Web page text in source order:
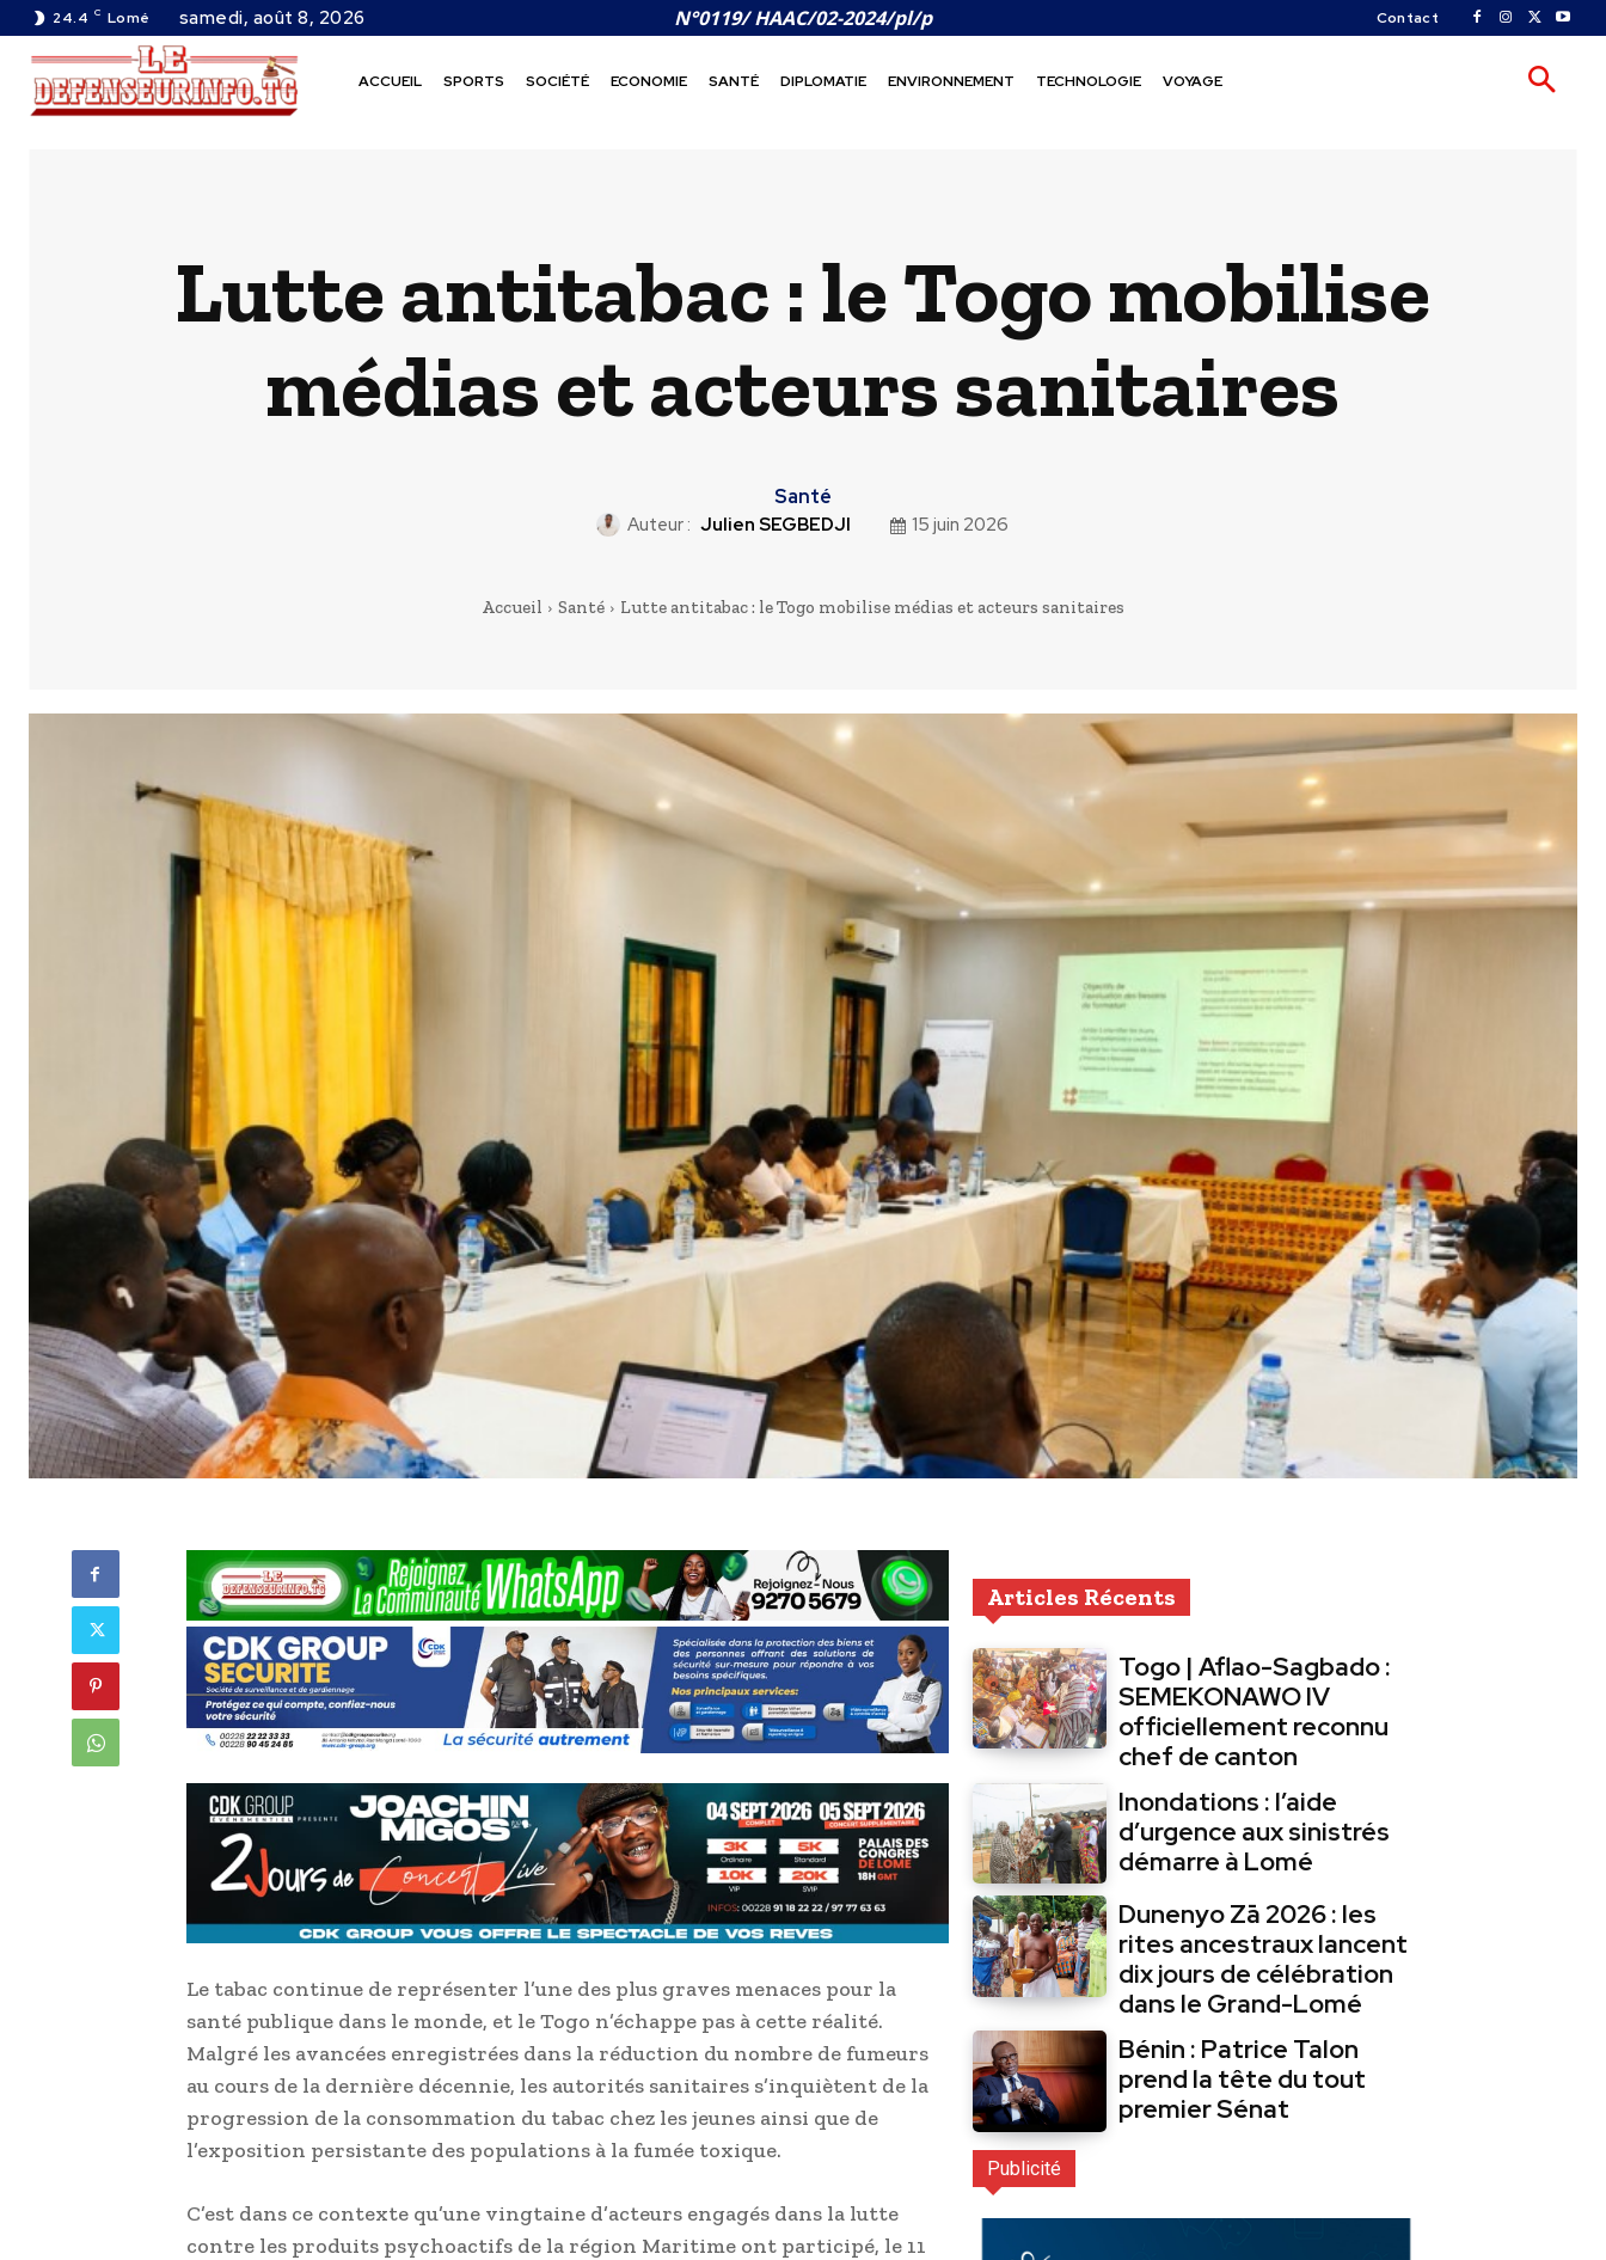
24.4 C Lomé samedi, août 8, 2026 N°0119/ HAAC/02-2024/pl/p Contact
ACCUEIL SPORTS SOCIÉTÉ ECONOMIE SANTÉ DIPLOMATIE ENVIRONNEMENT TECHNOLOGIE VOYAGE
Lutte antitabac : le Togo mobilise
médias et acteurs sanitaires
Santé
Auteur : Julien SEGBEDJI 15 juin 2026
Accueil Santé Lutte antitabac : le Togo mobilise médias et acteurs sanitaires
Le tabac continue de représenter l’une des plus graves menaces pour la
santé publique dans le monde, et le Togo n’échappe pas à cette réalité.
Malgré les avancées enregistrées dans la réduction du nombre de fumeurs
au cours de la dernière décennie, les autorités sanitaires s’inquiètent de la
progression de la consommation du tabac chez les jeunes ainsi que de
l’exposition persistante des populations à la fumée toxique.
C’est dans ce contexte qu’une vingtaine d’acteurs engagés dans la lutte
contre les produits psychoactifs de la région Maritime ont participé, le 11
Articles Récents
Togo | Aflao-Sagbado :
SEMEKONAWO IV
officiellement reconnu
chef de canton
Inondations : l’aide
d’urgence aux sinistrés
démarre à Lomé
Dunenyo Zā 2026 : les
rites ancestraux lancent
dix jours de célébration
dans le Grand-Lomé
Bénin : Patrice Talon
prend la tête du tout
premier Sénat
Publicité